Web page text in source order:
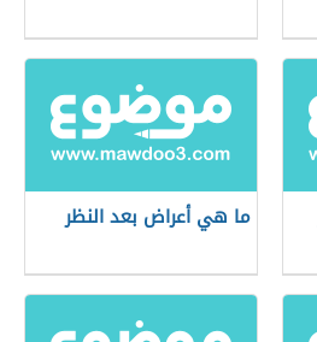
ما هي أعراض بعد النظر